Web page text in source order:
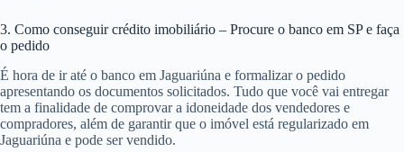
3. Como conseguir crédito imobiliário – Procure o banco em SP e faça
o pedido
É hora de ir até o banco em Jaguariúna e formalizar o pedido
apresentando os documentos solicitados. Tudo que você vai entregar
tem a finalidade de comprovar a idoneidade dos vendedores e
compradores, além de garantir que o imóvel está regularizado em
Jaguariúna e pode ser vendido.